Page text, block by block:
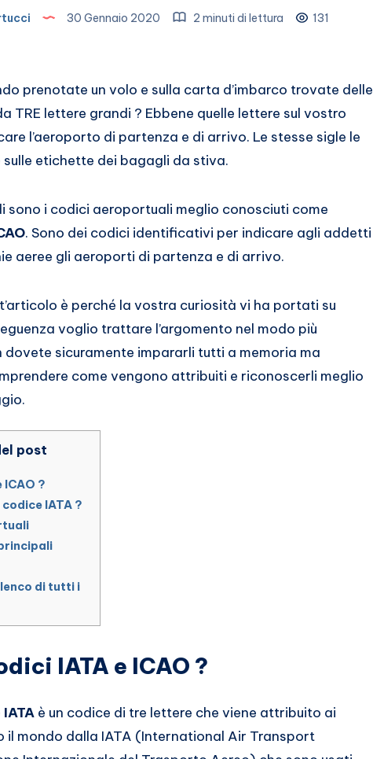
30 Gennaio 2020 2 minuti di lettura 131
prenotate un volo e sulla carta d’imbarco trovate delle
TRE lettere grandi ? Ebbene quelle lettere sul vostro
l’aeroporto di partenza e di arrivo. Le stesse sigle le
etichette dei bagagli da stiva.
sono i codici aeroportuali meglio conosciuti come
. Sono dei codici identificativi per indicare agli addetti
aeree gli aeroporti di partenza e di arrivo.
è perché la vostra curiosità vi ha portati su
voglio trattare l’argomento nel modo più
dovete sicuramente impararli tutti a memoria ma
come vengono attribuiti e riconoscerli meglio
post
ICAO ?
IATA ?
di tutti i
IATA e ICAO ?
è un codice di tre lettere che viene attribuito ai
mondo dalla IATA (International Air Transport